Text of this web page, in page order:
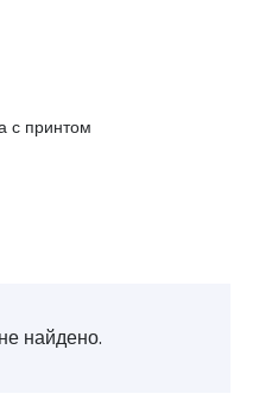
с принтом
найдено.